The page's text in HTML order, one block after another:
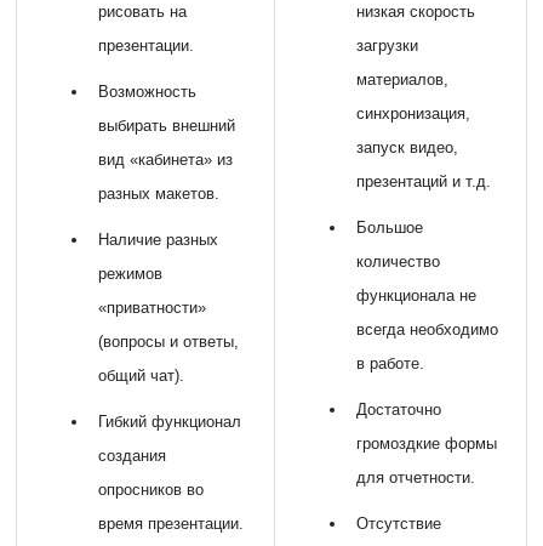
рисовать на
презентации.
Возможность
выбирать внешний
вид «кабинета» из
разных макетов.
Наличие разных
режимов
«приватности»
(вопросы и ответы,
общий чат).
Гибкий функционал
создания
опросников во
время презентации.
низкая скорость
загрузки
материалов,
синхронизация,
запуск видео,
презентаций и т.д.
Большое
количество
функционала не
всегда необходимо
в работе.
Достаточно
громоздкие формы
для отчетности.
Отсутствие